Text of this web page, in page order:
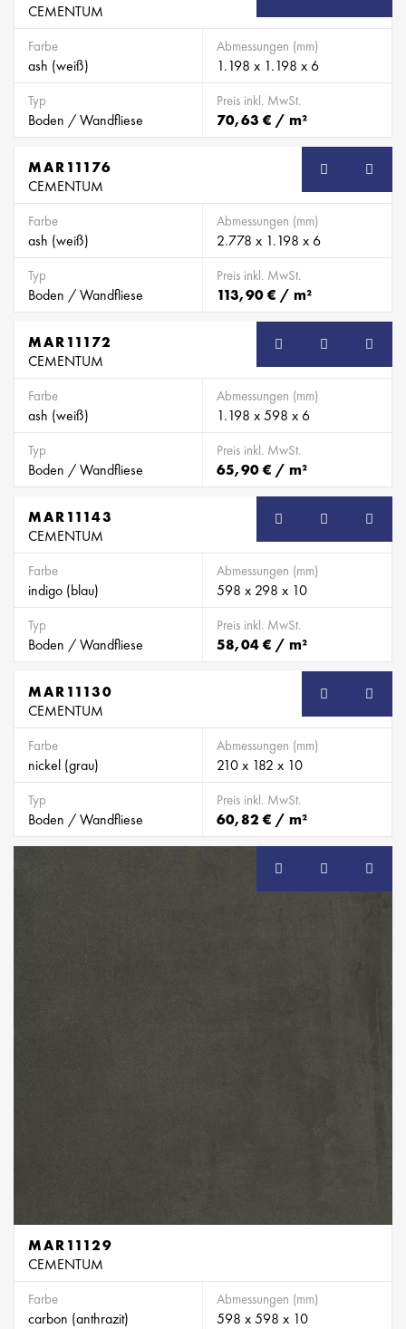
CEMENTUM
Farbe
ash (weiß)
Abmessungen (mm)
1.198 x 1.198 x 6
Typ
Boden / Wandfliese
Preis inkl. MwSt.
70,63 € / m²
MAR11176
CEMENTUM
Farbe
ash (weiß)
Abmessungen (mm)
2.778 x 1.198 x 6
Typ
Boden / Wandfliese
Preis inkl. MwSt.
113,90 € / m²
MAR11172
CEMENTUM
Farbe
ash (weiß)
Abmessungen (mm)
1.198 x 598 x 6
Typ
Boden / Wandfliese
Preis inkl. MwSt.
65,90 € / m²
MAR11143
CEMENTUM
Farbe
indigo (blau)
Abmessungen (mm)
598 x 298 x 10
Typ
Boden / Wandfliese
Preis inkl. MwSt.
58,04 € / m²
MAR11130
CEMENTUM
Farbe
nickel (grau)
Abmessungen (mm)
210 x 182 x 10
Typ
Boden / Wandfliese
Preis inkl. MwSt.
60,82 € / m²
MAR11129
CEMENTUM
Farbe
carbon (anthrazit)
Abmessungen (mm)
598 x 598 x 10